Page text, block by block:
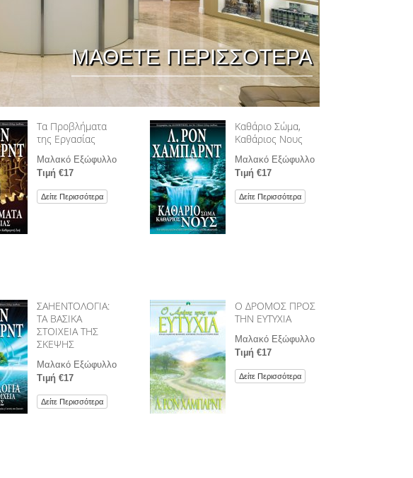
Η ΤΟΝΙΚΗ ΚΛΙΜΑΚΑ ΤΩΝ
ΣΥΝΑΙΣΘΗΜΑΤΩΝ
ΦΑΡΜΑΚΑ ΚΑΙ ΝΑΡΚΩΤΙΚΑ: ΤΟ
ΠΡΟΒΛΗΜΑ ΚΑΙ Η ΛΥΣΗ ΤΟΥ
ΤΑ ΠΑΙΔΙΑ
ΕΡΓΑΛΕΙΑ ΓΙΑ ΤΟ ΧΩΡΟ ΕΡΓΑΣΙΑΣ
ΗΘΙΚΗ ΚΑΙ ΟΙ ΚΑΤΑΣΤΑΣΕΙΣ ΗΘΙΚΗΣ
Η ΑΙΤΙΑ ΤΗΣ ΚΑΤΑΠΙΕΣΗΣ
ΔΙΕΞΑΓΩΓΗ ΕΡΕΥΝΩΝ
ΤΑ ΒΑΣΙΚΑ ΣΤΟΙΧΕΙΑ ΤΗΣ ΟΡΓΑΝΩΣΗΣ
ΕΠΙΚΟΙΝΩΝΙΑ
ΜΑΘΕΤΕ ΠΕΡΙΣΣΟΤΕΡΑ
Τα Προβλήµατα
της Εργασίας
Μαλακό Εξώφυλλο
Τιµή €17
Δείτε Περισσότερα
Καθάριο Σώμα,
Καθάριος Νους
Μαλακό Εξώφυλλο
Τιµή €17
Δείτε Περισσότερα
ΣΑΗΕΝΤΟΛΟΓΙΑ:
ΤΑ ΒΑΣΙΚΑ
ΣΤΟΙΧΕΙΑ ΤΗΣ
ΣΚΕΨΗΣ
Μαλακό Εξώφυλλο
Τιµή €17
Δείτε Περισσότερα
Ο ΔΡΟΜΟΣ ΠΡΟΣ
ΤΗΝ ΕΥΤΥΧΙΑ
Μαλακό Εξώφυλλο
Τιµή €17
Δείτε Περισσότερα